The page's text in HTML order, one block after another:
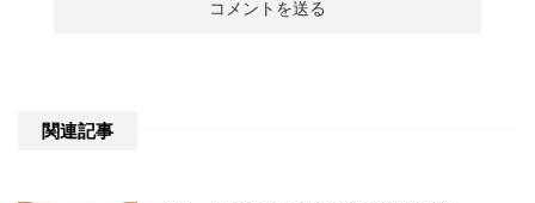
関連記事